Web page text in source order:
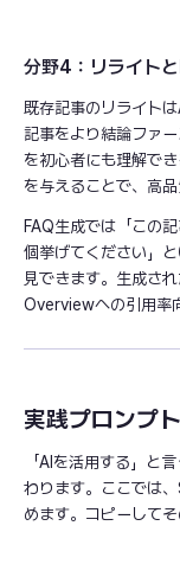
分野4：リライト
既存記事のリライト
記事をより結論ファ
を初心者にも理解で
を与えることで、高
FAQ生成では「この
個挙げてください」
見できます。生成さ
Overviewへの引用率
実践プロンプ
「AIを活用する」と
わります。ここでは
めます。コピーして